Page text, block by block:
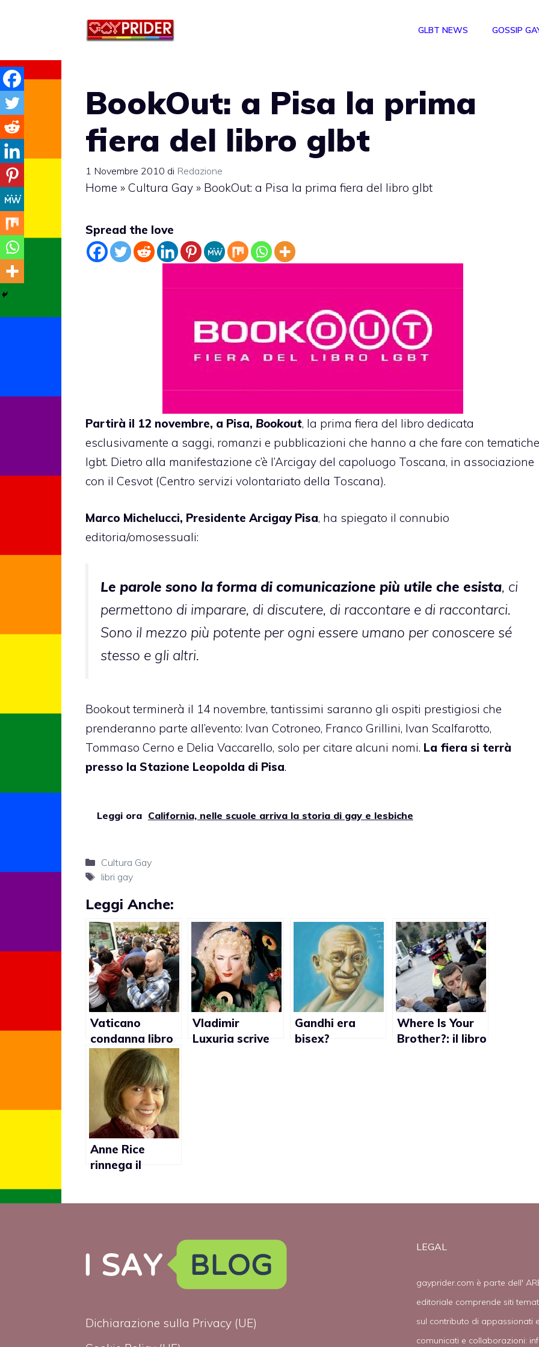
GLBT NEWS GOSSIP
BookOut: a Pisa la prima
fiera del libro glbt
1 Novembre 2010 di Redazione
Home » Cultura Gay » BookOut: a Pisa la prima fiera del libro glbt
Spread the love
Partirà il 12 novembre, a Pisa, Bookout, la prima fiera del libro dedicata
esclusivamente a saggi, romanzi e pubblicazioni che hanno a che fare con tematiche
lgbt. Dietro alla manifestazione c’è l’Arcigay del capoluogo Toscana, in associazione
con il Cesvot (Centro servizi volontariato della Toscana).
Marco Michelucci, Presidente Arcigay Pisa, ha spiegato il connubio
editoria/omosessuali:
Le parole sono la forma di comunicazione più utile che esista, ci
permettono di imparare, di discutere, di raccontare e di raccontarci.
Sono il mezzo più potente per ogni essere umano per conoscere sé
stesso e gli altri.
Bookout terminerà il 14 novembre, tantissimi saranno gli ospiti prestigiosi che
prenderanno parte all’evento: Ivan Cotroneo, Franco Grillini, Ivan Scalfarotto,
Tommaso Cerno e Delia Vaccarello, solo per citare alcuni nomi. La fiera si terrà
presso la Stazione Leopolda di Pisa.
Leggi ora California, nelle scuole arriva la storia di gay e lesbiche
Categorie
Cultura Gay
Tag
libri gay
Leggi Anche:
Vaticano
condanna libro
pro gay scritto
da una suora
americana
Vladimir
Luxuria scrive
Gandhi era
bisex?
Where Is Your
Brother?: il libro
Anne Rice
rinnega il
Dichiarazione sulla Privacy (UE)
LEGAL
gayprider.com è parte dell'
editoriale comprende siti
sul contributo di appassionati
comunicati e collaborazioni: